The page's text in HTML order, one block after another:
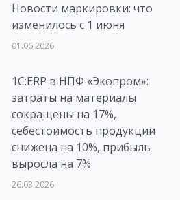
Новости маркировки: что
изменилось с 1 июня
01.06.2026
1C:ERP в НПФ «Экопром»:
затраты на материалы
сокращены на 17%,
себестоимость продукции
снижена на 10%, прибыль
выросла на 7%
26.03.2026